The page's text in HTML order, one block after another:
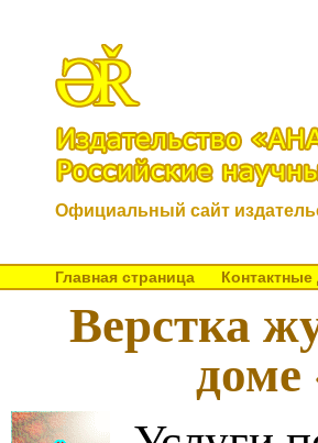
Официальный сайт
Главная страница
Верстка